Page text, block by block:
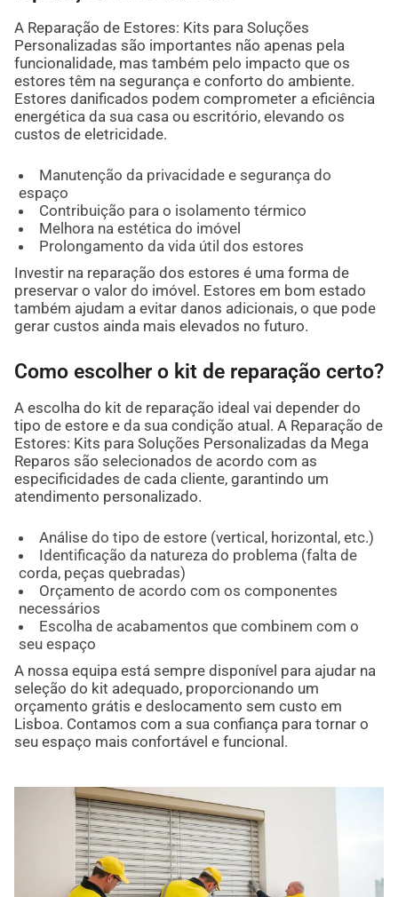
A Reparação de Estores: Kits para Soluções
Personalizadas são importantes não apenas pela
funcionalidade, mas também pelo impacto que os
estores têm na segurança e conforto do ambiente.
Estores danificados podem comprometer a eficiência
energética da sua casa ou escritório, elevando os
custos de eletricidade.
Manutenção da privacidade e segurança do
espaço
Contribuição para o isolamento térmico
Melhora na estética do imóvel
Prolongamento da vida útil dos estores
Investir na reparação dos estores é uma forma de
preservar o valor do imóvel. Estores em bom estado
também ajudam a evitar danos adicionais, o que pode
gerar custos ainda mais elevados no futuro.
Como escolher o kit de reparação certo?
A escolha do kit de reparação ideal vai depender do
tipo de estore e da sua condição atual. A Reparação de
Estores: Kits para Soluções Personalizadas da Mega
Reparos são selecionados de acordo com as
especificidades de cada cliente, garantindo um
atendimento personalizado.
Análise do tipo de estore (vertical, horizontal, etc.)
Identificação da natureza do problema (falta de
corda, peças quebradas)
Orçamento de acordo com os componentes
necessários
Escolha de acabamentos que combinem com o
seu espaço
A nossa equipa está sempre disponível para ajudar na
seleção do kit adequado, proporcionando um
orçamento grátis e deslocamento sem custo em
Lisboa. Contamos com a sua confiança para tornar o
seu espaço mais confortável e funcional.